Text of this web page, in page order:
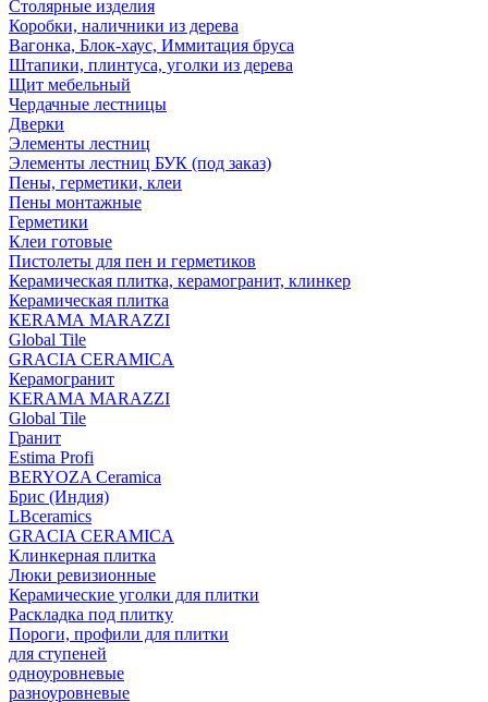
Столярные изделия
Коробки, наличники из дерева
Вагонка, Блок-хаус, Иммитация бруса
Штапики, плинтуса, уголки из дерева
Щит мебельный
Чердачные лестницы
Дверки
Элементы лестниц
Элементы лестниц БУК (под заказ)
Пены, герметики, клеи
Пены монтажные
Герметики
Клеи готовые
Пистолеты для пен и герметиков
Керамическая плитка, керамогранит, клинкер
Керамическая плитка
КЕRАМА MARAZZI
Global Tile
GRACIA CERAMICA
Керамогранит
KERAMA MARAZZI
Global Tile
Гранит
Estima Profi
BERYOZA Ceramica
Брис (Индия)
LBceramics
GRACIA CERAMICA
Клинкерная плитка
Люки ревизионные
Керамические уголки для плитки
Раскладка под плитку
Пороги, профили для плитки
для ступеней
одноуровневые
разноуровневые